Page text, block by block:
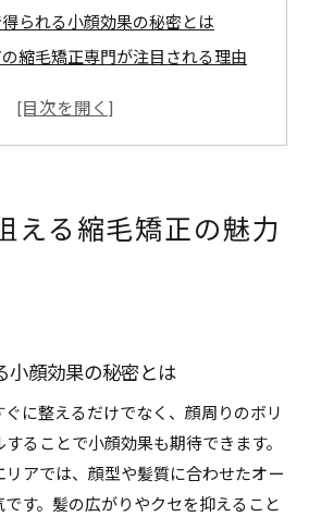
られる小顔効果の秘密とは
縮毛矯正専門が注目される理由
る髪質改善ストレートの選び方
に迷ったときのポイントを紹介
の縮毛矯正メニューとは
ムダウンを叶える最新縮毛矯正事情
現する理想のボリュームダウン術
人気の縮毛矯正サロン事情
える縮毛矯正の魅力
小顔効果の秘密とは
に整えるだけでなく、顔周りのボリ
ることで小顔効果も期待できます。
アでは、顔型や髪質に合わせたオー
す。髪の広がりやクセを抑えること